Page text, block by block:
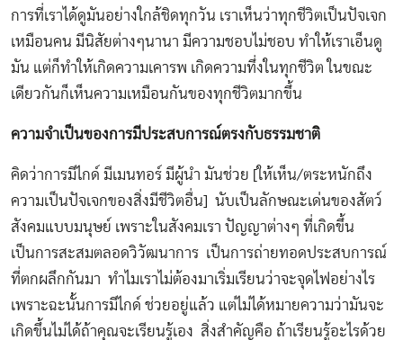
การที่เราได้ดูมันอย่างใกล้ชิดทุกวัน เราเห็นว่าทุกชีวิตเป็นปัจเจก
เหมือนคน มีนิสัยต่างๆนานา มีความชอบไม่ชอบ ทำให้เราเอ็นดู
มัน แต่ก็ทำให้เกิดความเคารพ เกิดความทึ่งในทุกชีวิต ในขณะ
เดียวกันก็เห็นความเหมือนกันของทุกชีวิตมากขึ้น
ความจำเป็นของการมีประสบการณ์ตรงกับธรรมชาติ
คิดว่าการมีไกด์ มีเมนทอร์ มีผู้นำ มันช่วย [ให้เห็น/ตระหนักถึง
ความเป็นปัจเจกของสิ่งมีชีวิตอื่น] นับเป็นลักษณะเด่นของสัตว์
สังคมแบบมนุษย์ เพราะในสังคมเรา ปัญญาต่างๆ ที่เกิดขึ้น
เป็นการสะสมตลอดวิวัฒนาการ เป็นการถ่ายทอดประสบการณ์
ที่ตกผลึกกันมา ทำไมเราไม่ต้องมาเริ่มเรียนว่าจะจุดไฟอย่างไร
เพราะฉะนั้นการมีไกด์ ช่วยอยู่แล้ว แต่ไม่ได้หมายความว่ามันจะ
เกิดขึ้นไม่ได้ถ้าคุณจะเรียนรู้เอง สิ่งสำคัญคือ ถ้าเรียนรู้อะไรด้วย